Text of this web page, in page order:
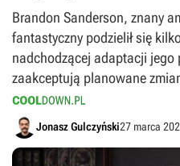
Brandon Sanderson, znany
fantastyczny podzielił się
nadchodzącej adaptacji jego
zaakceptują planowane
Jonasz Gulczyński27 marca